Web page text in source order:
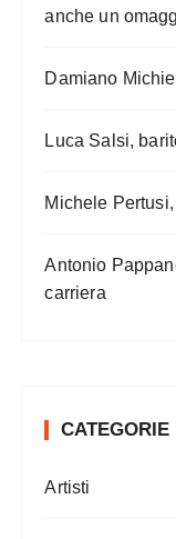
anche un
Damiano
Luca Salsi,
Michele
Antonio
carriera
CATEGORIE
Artisti